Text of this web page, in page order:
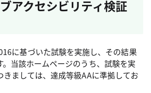
アクセシビリティ検証
に基づいた試験を実施し、その結果
。当該ホームページのうち、試験を実
ましては、達成等級AAに準拠してお